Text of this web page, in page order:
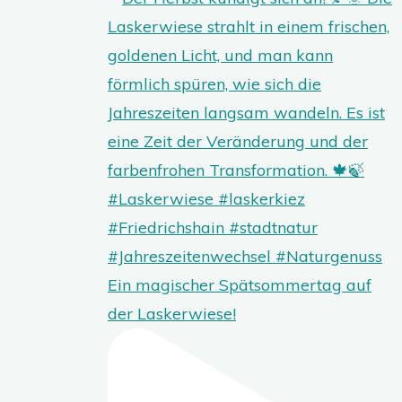
Ein magischer Spätsommertag auf
der Laskerwiese!